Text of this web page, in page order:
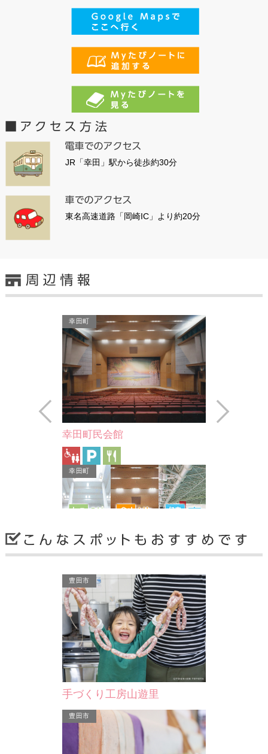
JR「幸田」駅から徒歩約30分
東名高速道路「岡崎IC」より約20分
幸田町
幸田町民会館
幸田町
ハッピネス・ヒル・幸田
ハッピネス・ヒル・幸田は、幸田町立
図書館・幸田町民会館・幸田町民プー
ルを有する、幸田町の文…
幸田町
Prev
豊田市
手づくり工房山遊里
豊田市